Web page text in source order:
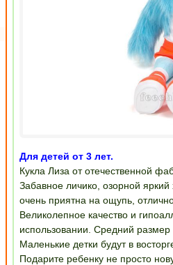
Для детей от 3 лет.
Кукла Лиза от отечественной
Забавное личико, озорной яркий
очень приятна на ощупь,
Великолепное качество и
использовании. Средний размер
Маленькие детки будут в
Подарите ребенку не просто